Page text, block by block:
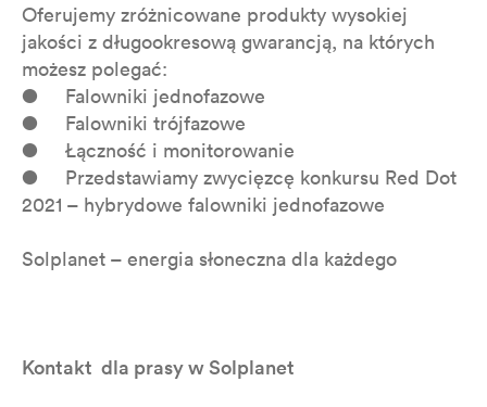
Oferujemy zróżnicowane produkty wysokiej
jakości z długookresową gwarancją, na których
możesz polegać:
● Falowniki jednofazowe
● Falowniki trójfazowe
● Łączność i monitorowanie
● Przedstawiamy zwycięzcę konkursu Red Dot
2021 – hybrydowe falowniki jednofazowe
Solplanet – energia słoneczna dla każdego
Kontakt dla prasy w Solplanet